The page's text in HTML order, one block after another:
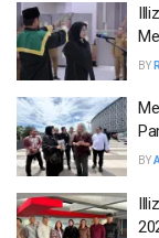
BY
BY